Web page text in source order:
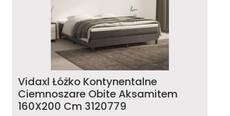
Vidaxl Łóżko Kontynentalne
Ciemnoszare Obite Aksamitem
160X200 Cm 3120779